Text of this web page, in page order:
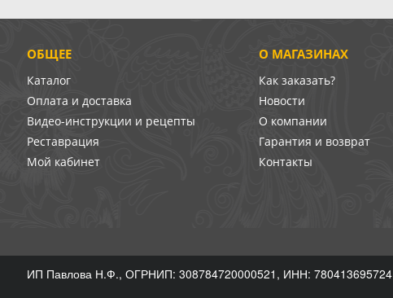
О МАГАЗИНАХ
Как заказать?
Новости
О компании
Гарантия и возврат
Контакты
ОБЩЕЕ
Каталог
Оплата и доставка
Видео-инструкции и рецепты
Реставрация
Мой кабинет
ИП Павлова Н.Ф., ОГРНИП: 308784720000521, ИНН: 780413695724